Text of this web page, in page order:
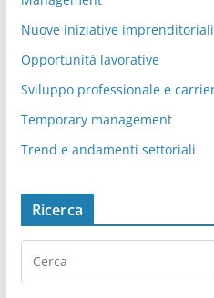
Nuove iniziative imprenditoriali
Opportunità lavorative
Sviluppo professionale e
Temporary management
Trend e andamenti settoriali
Ricerca